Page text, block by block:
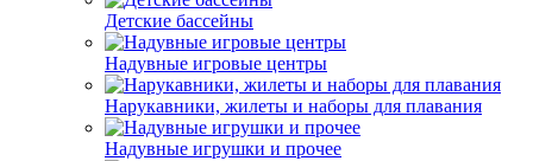
Детские бассейны
Надувные игровые центры
Нарукавники, жилеты и наборы для плавания
Надувные игрушки и прочее